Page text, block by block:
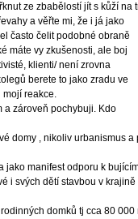
ze zbabělostí jít s kůží na
a věřte mi, že i já jako
často čelit podobné obraně
máte vy zkušenosti, ale boj
klienti/ není zrovna
berete to jako zradu ve
mojí reakce.
a zároveň pochybuji. Kdo
domy , nikoliv urbanismus a
jako manifest odporu k
i svých dětí stavbou v krajině
domků tj cca 80 000